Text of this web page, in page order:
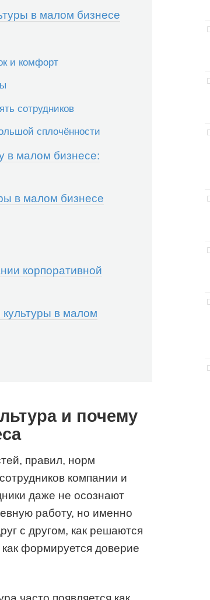
в малом бизнесе
и комфорт
сотрудников
сплочённости
в малом бизнесе:
в малом бизнесе
корпоративной
в малом
и почему
правил, норм
компании и
даже не осознают
работу, но именно
с другом, как решаются
формируется доверие